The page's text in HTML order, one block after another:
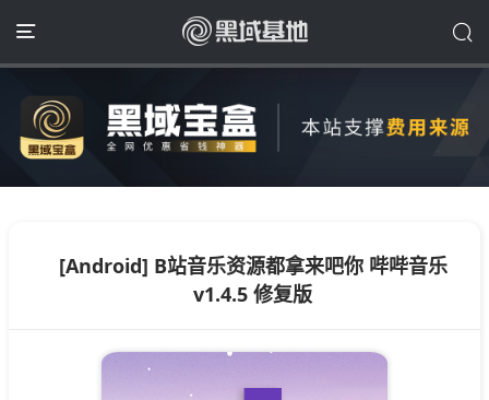
[Android] B站音乐资源都拿来吧你 哔哔音乐
v1.4.5 修复版